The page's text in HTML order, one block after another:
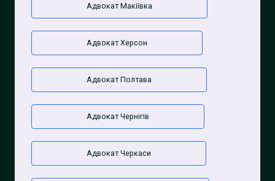
Адвокат Макіївка
Адвокат Херсон
Адвокат Полтава
Адвокат Чернігів
Адвокат Черкаси